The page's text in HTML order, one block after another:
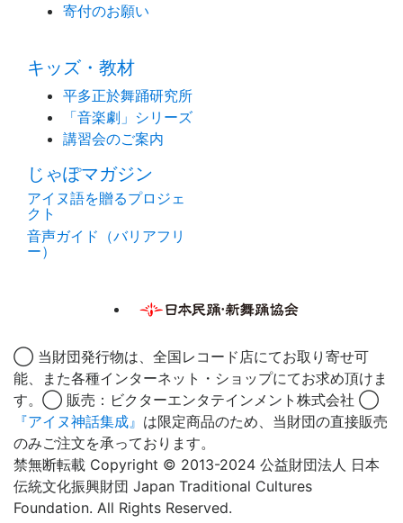
寄付のお願い
キッズ・教材
平多正於舞踊研究所
「音楽劇」シリーズ
講習会のご案内
じゃぽマガジン
アイヌ語を贈るプロジェ
クト
音声ガイド（バリアフリ
ー）
◯ 当財団発行物は、全国レコード店にてお取り寄せ可
能、また各種インターネット・ショップにてお求め頂けま
す。◯ 販売：ビクターエンタテインメント株式会社 ◯
『アイヌ神話集成』 は限定商品のため、当財団の直接販売
のみご注文を承っております。
禁無断転載 Copyright © 2013-2024 公益財団法人 日本
伝統文化振興財団 Japan Traditional Cultures
Foundation. All Rights Reserved.